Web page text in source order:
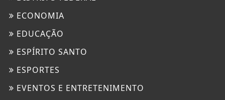
ECONOMIA
EDUCAÇÃO
ESPÍRITO SANTO
ESPORTES
EVENTOS E ENTRETENIMENTO